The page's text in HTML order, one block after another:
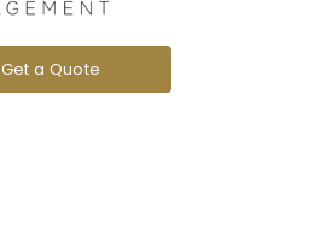
Get a Quote